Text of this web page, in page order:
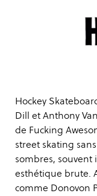
Hockey
Dill et Anthony
de Fucking
street skating
sombres,
esthétique brute.
comme Donovon